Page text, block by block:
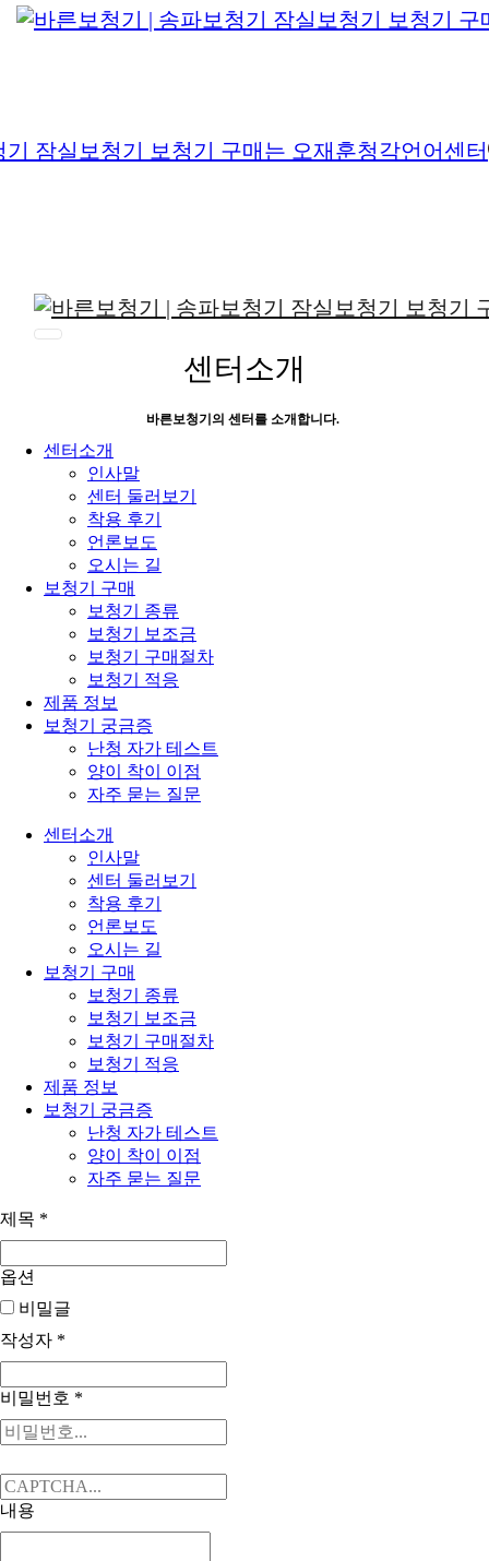
센터소개
바른보청기의 센터를 소개합니다.
센터소개
인사말
센터 둘러보기
착용 후기
언론보도
오시는 길
보청기 구매
보청기 종류
보청기 보조금
보청기 구매절차
보청기 적응
제품 정보
보청기 궁금증
난청 자가 테스트
양이 착이 이점
자주 묻는 질문
센터소개
인사말
센터 둘러보기
착용 후기
언론보도
오시는 길
보청기 구매
보청기 종류
보청기 보조금
보청기 구매절차
보청기 적응
제품 정보
보청기 궁금증
난청 자가 테스트
양이 착이 이점
자주 묻는 질문
제목 *
옵션
비밀글
작성자 *
비밀번호 *
내용